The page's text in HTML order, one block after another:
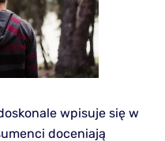
wpisuje się w
doceniają